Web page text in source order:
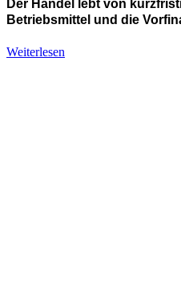
Der Handel lebt von
Betriebsmittel und die
Weiterlesen